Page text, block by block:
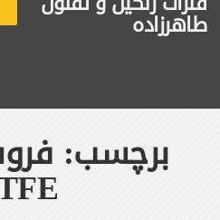
طاهرزاده
برچسب: